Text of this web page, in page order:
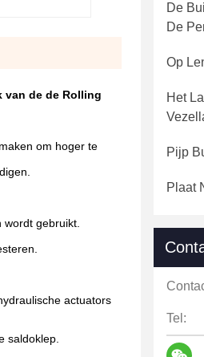
van de de Rolling
om hoger te
gebruikt.
actuators
saldoklep.
De
De
Op
Het
Pijp
Plaat
Tel: